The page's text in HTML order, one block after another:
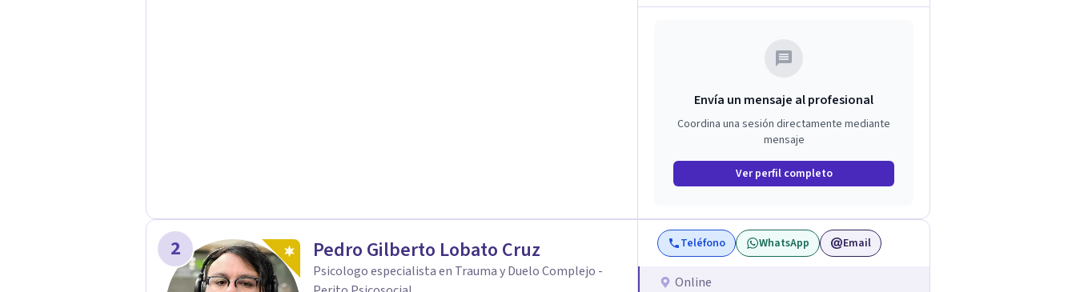
Envía un mensaje al profesional
Coordina una sesión directamente mediante
mensaje
Ver perfil completo
2 Pedro Gilberto Lobato Cruz
Psicologo especialista en Trauma y Duelo Complejo -
Teléfono WhatsApp Email
Online